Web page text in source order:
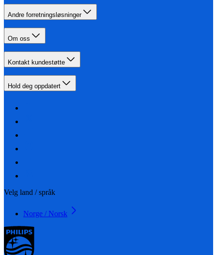
Andre forretningsløsninger
Om oss
Kontakt kundestøtte
Hold deg oppdatert
Velg land / språk
Norge / Norsk